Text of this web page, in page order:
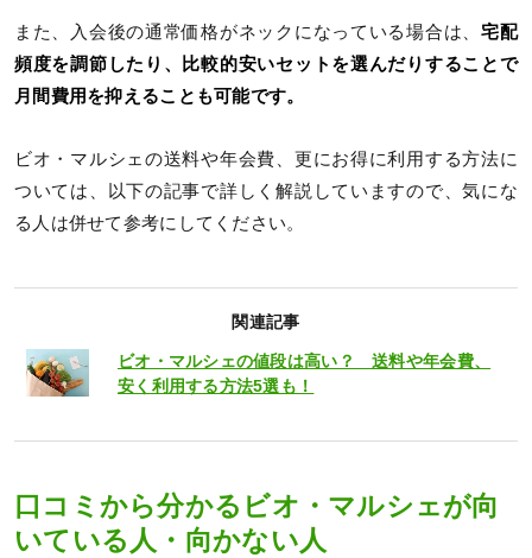
また、入会後の通常価格がネックになっている場合は、 宅配
頻度を調節したり、比較的安いセットを選んだりすることで
月間費用を抑えることも可能です。
ビオ・マルシェの送料や年会費、更にお得に利用する方法に
ついては、以下の記事で詳しく解説していますので、気にな
る人は併せて参考にしてください。
関連記事
ビオ・マルシェの値段は高い？ 送料や年会費、
安く利用する方法5選も！
口コミから分かるビオ・マルシェが向
いている人・向かない人